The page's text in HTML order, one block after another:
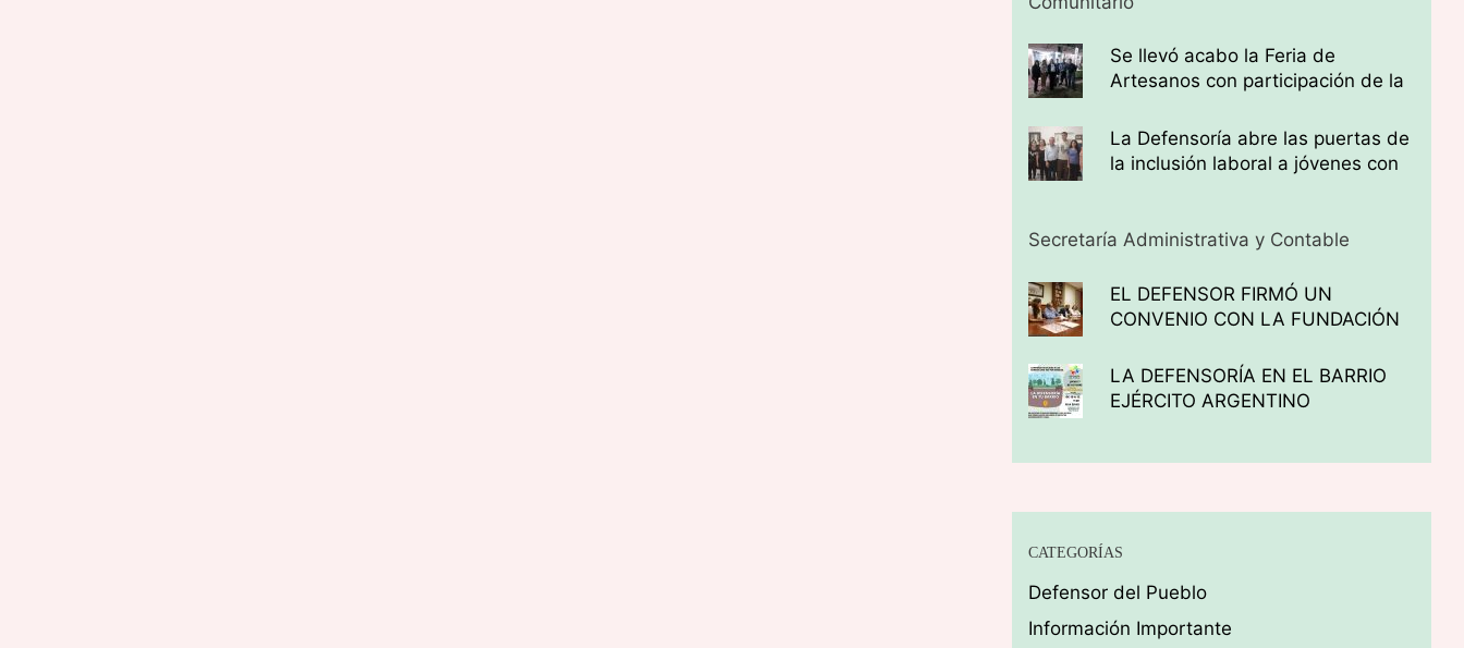
Se llevó acabo la Feria de
Artesanos con participación de la
La Defensoría abre las puertas de
la inclusión laboral a jóvenes con
Secretaría Administrativa y Contable
EL DEFENSOR FIRMÓ UN
CONVENIO CON LA FUNDACIÓN
AMBIENTE)
LA DEFENSORÍA EN EL BARRIO
EJÉRCITO ARGENTINO
CATEGORÍAS
Defensor del Pueblo
Información Importante